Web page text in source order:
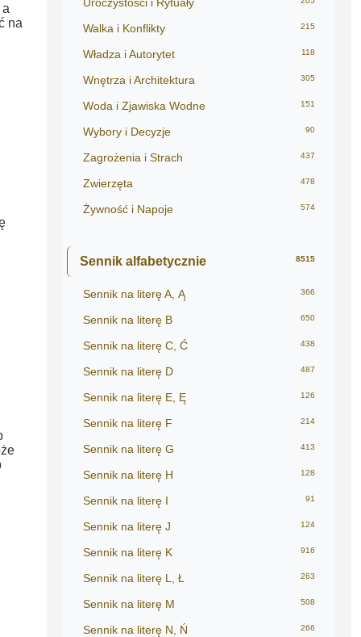
na
Walka i Konflikty 215
Władza i Autorytet 118
Wnętrza i Architektura 305
Woda i Zjawiska Wodne 151
Wybory i Decyzje 90
Zagrożenia i Strach 437
Zwierzęta 478
Żywność i Napoje 574
Sennik alfabetycznie 8515
Sennik na literę A, Ą 366
Sennik na literę B 650
Sennik na literę C, Ć 438
Sennik na literę D 487
Sennik na literę E, Ę 126
Sennik na literę F 214
Sennik na literę G 413
Sennik na literę H 128
Sennik na literę I 91
Sennik na literę J 124
Sennik na literę K 916
Sennik na literę L, Ł 263
Sennik na literę M 508
Sennik na literę N, Ń 266